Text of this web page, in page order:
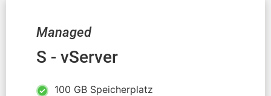
Managed
S - vServer
100 GB Speicherplatz